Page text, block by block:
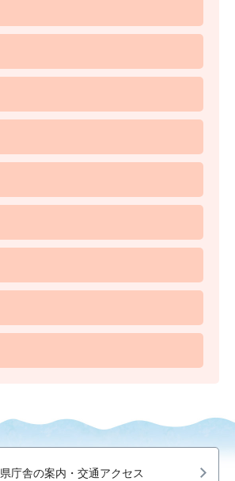
県庁舎の案内・交通アクセス